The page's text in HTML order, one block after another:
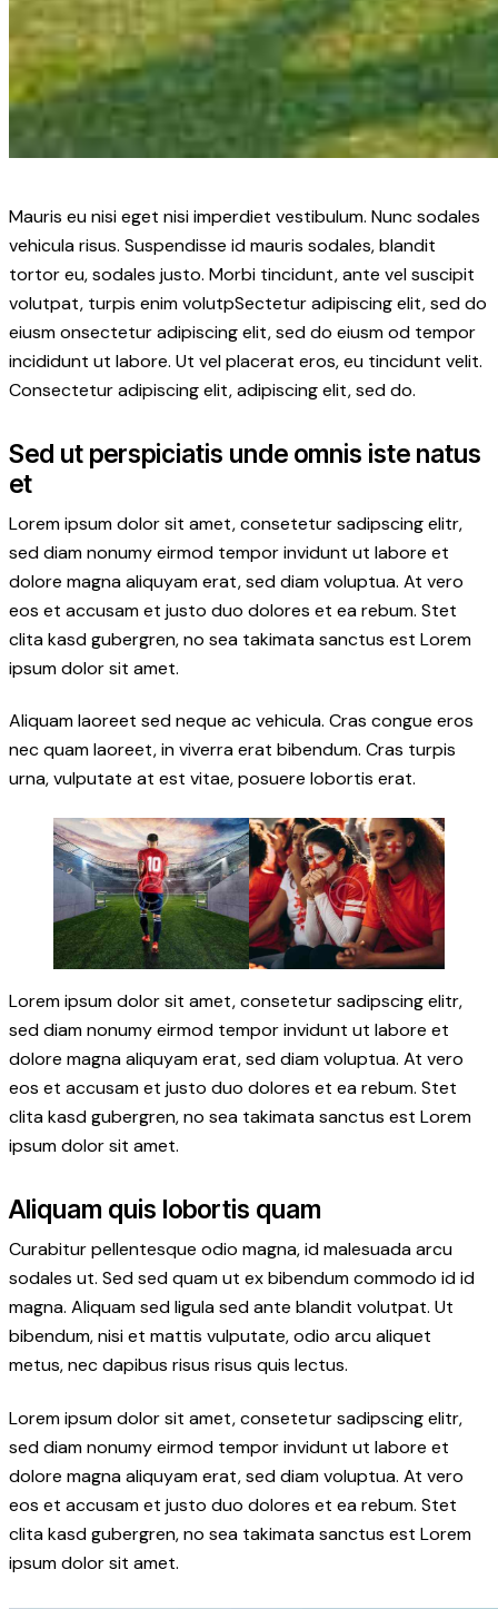
Mauris eu nisi eget nisi imperdiet vestibulum. Nunc sodales
vehicula risus. Suspendisse id mauris sodales, blandit
tortor eu, sodales justo. Morbi tincidunt, ante vel suscipit
volutpat, turpis enim volutpSectetur adipiscing elit, sed do
eiusm onsectetur adipiscing elit, sed do eiusm od tempor
incididunt ut labore. Ut vel placerat eros, eu tincidunt velit.
Consectetur adipiscing elit, adipiscing elit, sed do.
Sed ut perspiciatis unde omnis iste natus
et
Lorem ipsum dolor sit amet, consetetur sadipscing elitr,
sed diam nonumy eirmod tempor invidunt ut labore et
dolore magna aliquyam erat, sed diam voluptua. At vero
eos et accusam et justo duo dolores et ea rebum. Stet
clita kasd gubergren, no sea takimata sanctus est Lorem
ipsum dolor sit amet.
Aliquam laoreet sed neque ac vehicula. Cras congue eros
nec quam laoreet, in viverra erat bibendum. Cras turpis
urna, vulputate at est vitae, posuere lobortis erat.
Lorem ipsum dolor sit amet, consetetur sadipscing elitr,
sed diam nonumy eirmod tempor invidunt ut labore et
dolore magna aliquyam erat, sed diam voluptua. At vero
eos et accusam et justo duo dolores et ea rebum. Stet
clita kasd gubergren, no sea takimata sanctus est Lorem
ipsum dolor sit amet.
Aliquam quis lobortis quam
Curabitur pellentesque odio magna, id malesuada arcu
sodales ut. Sed sed quam ut ex bibendum commodo id id
magna. Aliquam sed ligula sed ante blandit volutpat. Ut
bibendum, nisi et mattis vulputate, odio arcu aliquet
metus, nec dapibus risus risus quis lectus.
Lorem ipsum dolor sit amet, consetetur sadipscing elitr,
sed diam nonumy eirmod tempor invidunt ut labore et
dolore magna aliquyam erat, sed diam voluptua. At vero
eos et accusam et justo duo dolores et ea rebum. Stet
clita kasd gubergren, no sea takimata sanctus est Lorem
ipsum dolor sit amet.